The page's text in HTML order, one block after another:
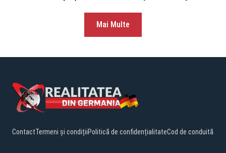
Mai Multe
ContactTermeni și condițiiPolitică de confidențialitateCod de conduită